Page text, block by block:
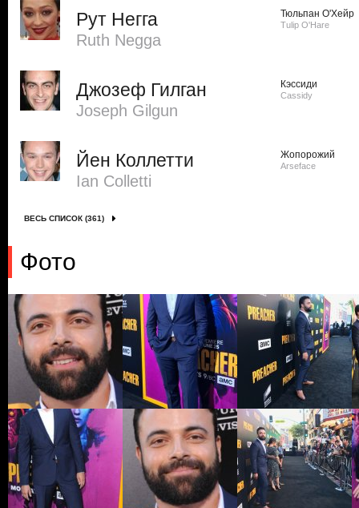
Рут Негга
Ruth Negga
Тюльпан О'Хейр
Tulip O'Hare
Джозеф Гилган
Joseph Gilgun
Кэссиди
Cassidy
Йен Коллетти
Ian Colletti
Жопорожий
Arseface
ВЕСЬ СПИСОК (361)
Фото